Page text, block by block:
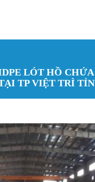
LÓT HỒ
TP VIỆT TRÌ